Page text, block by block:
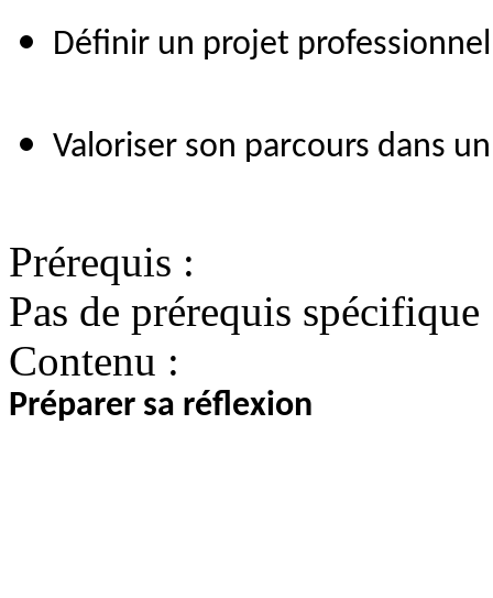
Définir un projet
Valoriser son parcours dans
Prérequis :
Pas de prérequis spécifique
Contenu :
Préparer sa réflexion